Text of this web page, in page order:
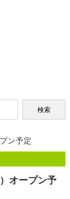
ン予定
オープン予